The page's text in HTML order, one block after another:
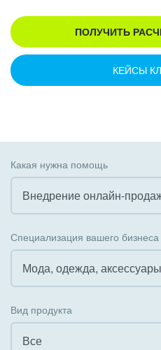
ПОЛУЧИТЬ
КЕЙСЫ
Какая нужна помощь
Внедрение онлайн-
Внедрение КЭДО
Интеграция с 1С
Специализация вашего бизнеса
Мода, одежда,
Вид продукта
Все